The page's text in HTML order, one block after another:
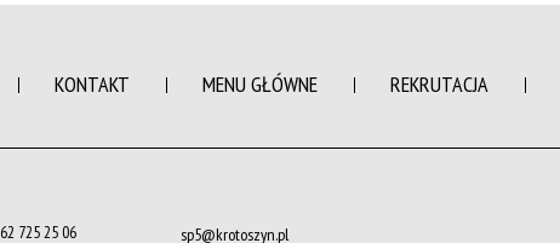
KONTAKT MENU GŁÓWNE REKRUTACJA
62 725 25 06 sp5@krotoszyn.pl